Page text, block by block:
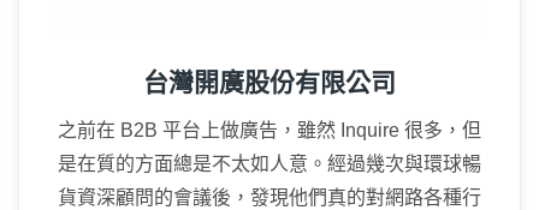
台灣開廣股份有限公司
之前在 B2B 平台上做廣告，雖然 Inquire 很多，但
是在質的方面總是不太如人意。經過幾次與環球暢
貨資深顧問的會議後，發現他們真的對網路各種行